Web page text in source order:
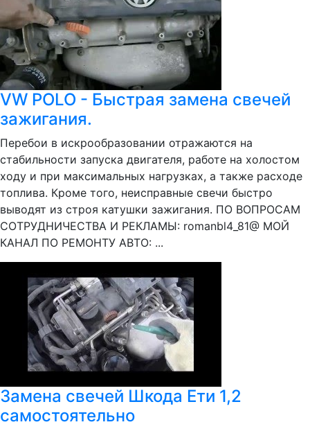
VW POLO - Быстрая замена свечей
зажигания.
Перебои в искрообразовании отражаются на
стабильности запуска двигателя, работе на холостом
ходу и при максимальных нагрузках, а также расходе
топлива. Кроме того, неисправные свечи быстро
выводят из строя катушки зажигания. ПО ВОПРОСАМ
СОТРУДНИЧЕСТВА И РЕКЛАМЫ: romanbl4_81@ МОЙ
КАНАЛ ПО РЕМОНТУ АВТО: ...
Замена свечей Шкода Ети 1,2
самостоятельно